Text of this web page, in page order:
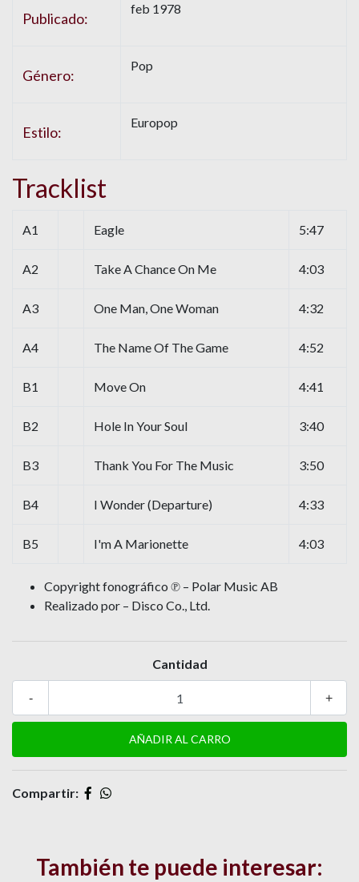
Publicado:
feb 1978
Género:
Pop
Estilo:
Europop
Tracklist
A1 Eagle 5:47
A2 Take A Chance On Me 4:03
A3 One Man, One Woman 4:32
A4 The Name Of The Game 4:52
B1 Move On 4:41
B2 Hole In Your Soul 3:40
B3 Thank You For The Music 3:50
B4 I Wonder (Departure) 4:33
B5 I'm A Marionette 4:03
Copyright fonográfico ℗ – Polar Music AB
Realizado por – Disco Co., Ltd.
Cantidad
+
-
Compartir:
También te puede interesar: